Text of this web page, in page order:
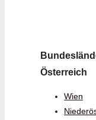
Österreich
Wien